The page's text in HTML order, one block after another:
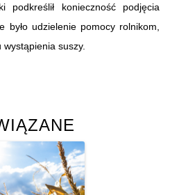
podkreślił konieczność podjęcia
było udzielenie pomocy rolnikom,
suszy.